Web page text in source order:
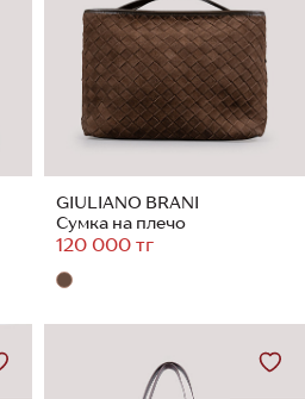
GIULIANO BRANI
Сумка на плечо
120 000 тг